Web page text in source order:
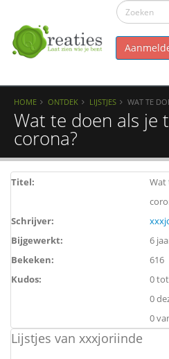
HOME ONTDEK LIJSTJES WAT TE
Wat te doen als je
corona?
Titel:
Wat
Schrijver:
Bijgewerkt:
6
Bekeken:
616
Kudos:
0
0
0
Lijstjes van xxxjoriinde